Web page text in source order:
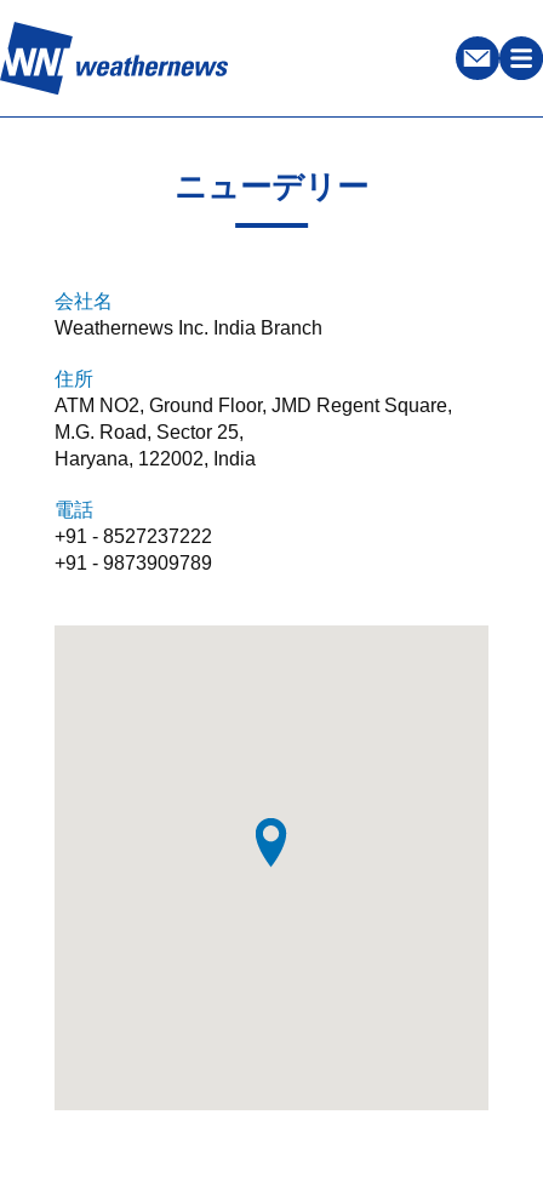
ニューデリー
会社名
Weathernews Inc. India Branch
住所
ATM NO2, Ground Floor, JMD Regent Square,
M.G. Road, Sector 25,
Haryana, 122002, India
電話
+91 - 8527237222
+91 - 9873909789